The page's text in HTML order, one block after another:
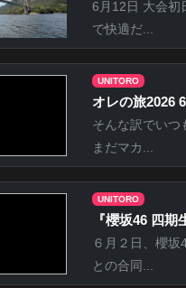
6月12日 大会初
で快適だ...
UNITORO
オレの旅2026
そんな訳でいつ
まだマカ...
UNITORO
『櫻坂46 四
６月２日、櫻
との合同...